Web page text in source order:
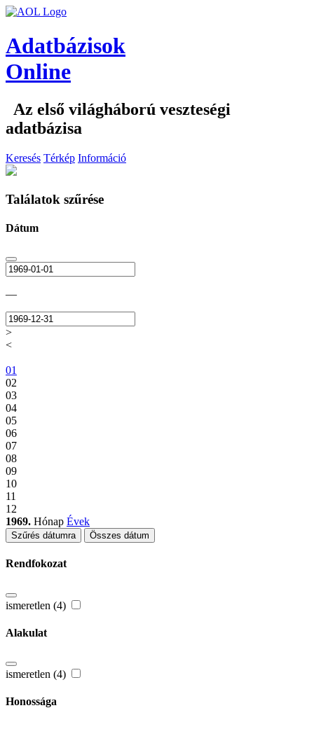
Adatbázisok
Online
Az első világháború veszteségi
adatbázisa
Keresés Térkép Információ
Találatok szűrése
Dátum
—
>
<
01
02
03
04
05
06
07
08
09
10
11
12
1969. Hónap Évek
Szűrés dátumra Összes dátum
Rendfokozat
ismeretlen (4)
Alakulat
ismeretlen (4)
Honossága